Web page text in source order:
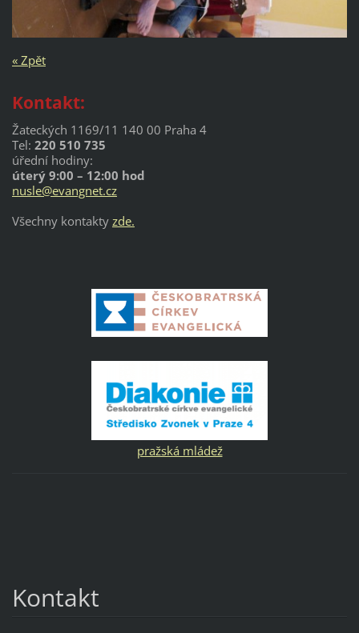
« Zpět
Kontakt:
Žateckých 1169/11 140 00 Praha 4
Tel: 220 510 735
úřední hodiny:
úterý 9:00 – 12:00 hod
nusle@evangnet.cz
Všechny kontakty zde.
pražská mládež
Kontakt